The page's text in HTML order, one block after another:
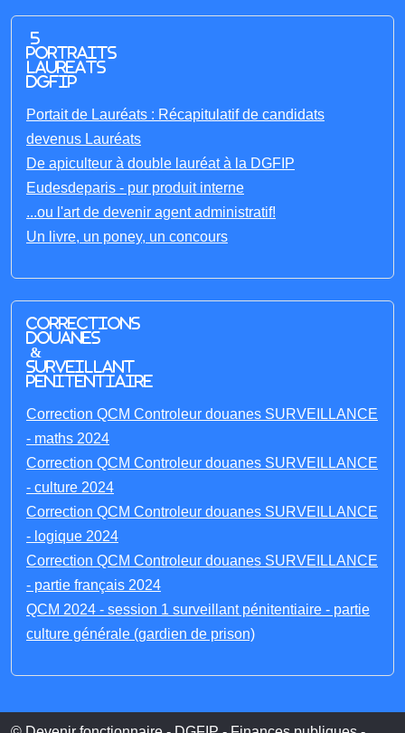
5
portraits
laureats
DGFIP
Portait de Lauréats : Récapitulatif de candidats
devenus Lauréats
De apiculteur à double lauréat à la DGFIP
Eudesdeparis - pur produit interne
...ou l'art de devenir agent administratif!
Un livre, un poney, un concours
Corrections
Douanes
&
Surveillant
penitentiaire
Correction QCM Controleur douanes SURVEILLANCE
- maths 2024
Correction QCM Controleur douanes SURVEILLANCE
- culture 2024
Correction QCM Controleur douanes SURVEILLANCE
- logique 2024
Correction QCM Controleur douanes SURVEILLANCE
- partie français 2024
QCM 2024 - session 1 surveillant pénitentiaire - partie
culture générale (gardien de prison)